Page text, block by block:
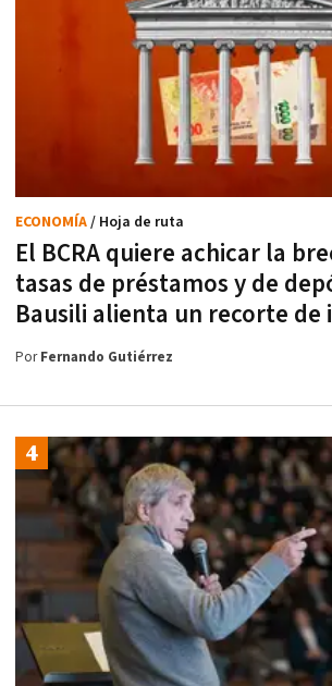
El BCRA quiere achicar la
tasas de préstamos y de
Bausili alienta un recorte de
ECONOMÍA/ Hoja de ruta
PorFernando Gutiérrez